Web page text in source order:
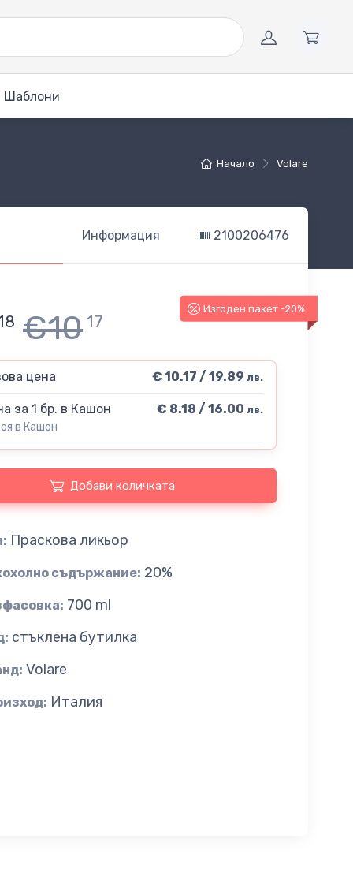
Шаблони
Начало Volare
Информация 2100206476
Изгоден пакет -20%
€10 17
цена € 10.17 / 19.89 лв.
за 1 бр. в Кашон
в Кашон
€ 8.18 / 16.00 лв.
Добави количката
Праскова ликьор
съдържание: 20%
700 ml
стъклена бутилка
Volare
Италия